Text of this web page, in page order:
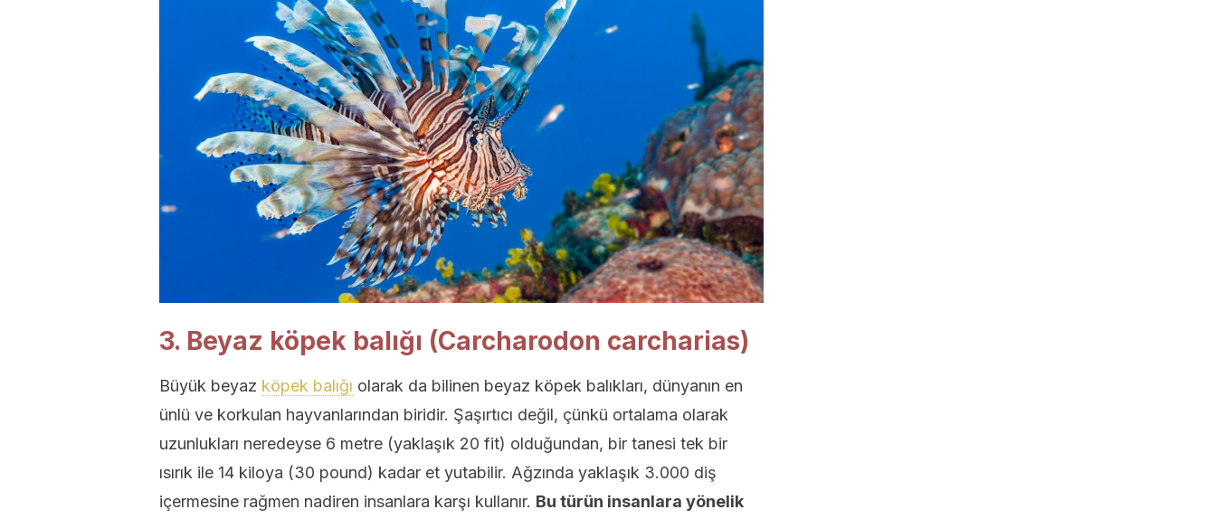
3. Beyaz köpek balığı (Carcharodon carcharias)
Büyük beyaz köpek balığı olarak da bilinen beyaz köpek balıkları, dünyanın en
ünlü ve korkulan hayvanlarından biridir. Şaşırtıcı değil, çünkü ortalama olarak
uzunlukları neredeyse 6 metre (yaklaşık 20 fit) olduğundan, bir tanesi tek bir
ısırık ile 14 kiloya (30 pound) kadar et yutabilir. Ağzında yaklaşık 3.000 diş
içermesine rağmen nadiren insanlara karşı kullanır. Bu türün insanlara yönelik